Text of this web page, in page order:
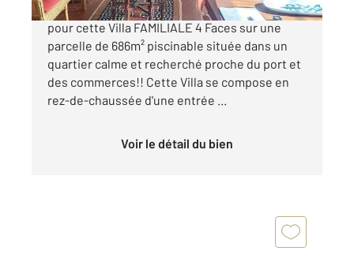
SAINT-CYPRIEN PLAGE! Coup de coeur assuré
pour cette Villa FAMILIALE 4 Faces sur une
parcelle de 686m² piscinable située dans un
quartier calme et recherché proche du port et
des commerces!! Cette Villa se compose en
rez-de-chaussée d'une entrée ...
Voir le détail du bien